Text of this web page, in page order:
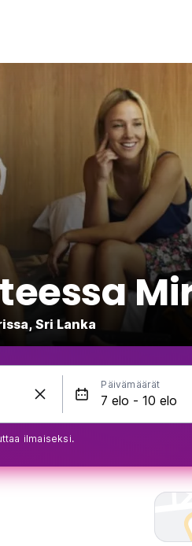
Sri Lanka
Päivämäärät
ilmaiseksi.